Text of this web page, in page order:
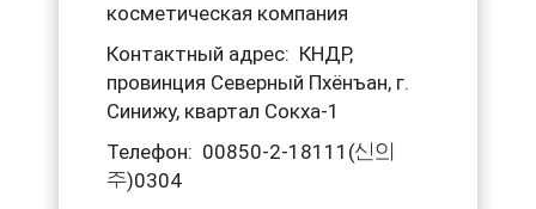
косметическая компания
Контактный адрес: КНДР,
провинция Северный Пхёнъан, г.
Синижу, квартал Сокха-1
Телефон: 00850-2-18111(신의
주)0304